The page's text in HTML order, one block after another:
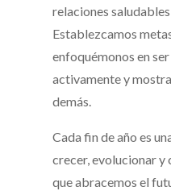
relaciones
Establezcamos
enfoquémonos en
activamente y
demás.
Cada fin de año es
crecer, evolucionar y
que abracemos el